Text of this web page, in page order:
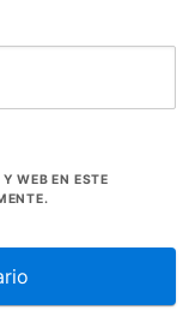
WEB EN ESTE